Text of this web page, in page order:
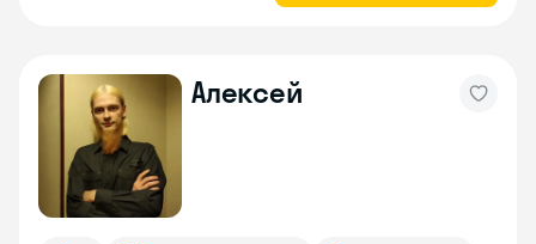
Алексей